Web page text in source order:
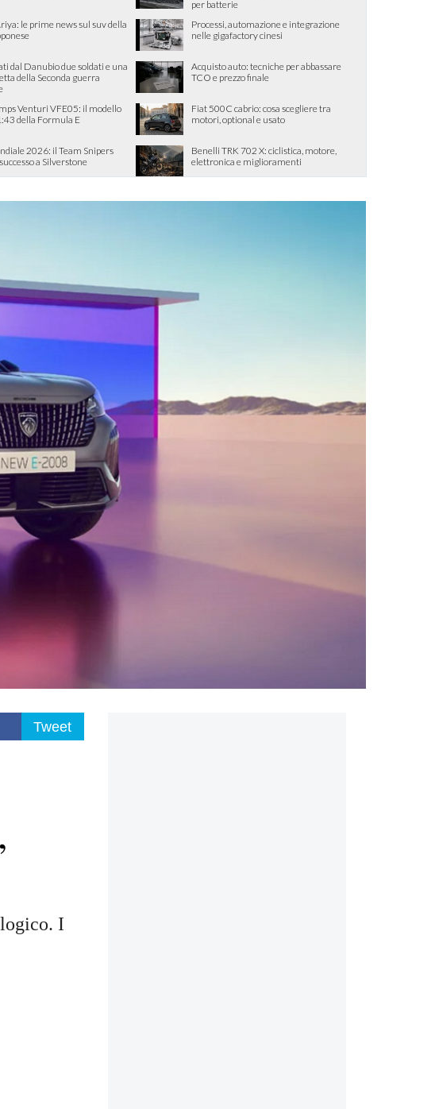
per batterie
le prime news sul suv della
Processi, automazione e integrazione
nelle gigafactory cinesi
dal Danubio due soldati e una
della Seconda guerra
Acquisto auto: tecniche per abbassare
TCO e prezzo finale
Venturi VFE05: il modello
della Formula E
Fiat 500C cabrio: cosa scegliere tra
motori, optional e usato
2026: il Team Snipers
a Silverstone
Benelli TRK 702 X: ciclistica, motore,
elettronica e miglioramenti
Tweet
I